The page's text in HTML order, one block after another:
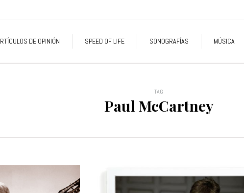
DE OPINIÓN SPEED OF LIFE SONOGRAFÍAS MÚSICA
TAG
Paul McCartney